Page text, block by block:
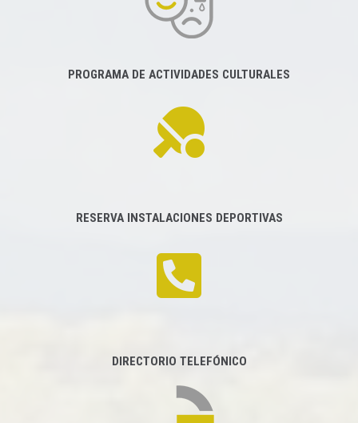
PROGRAMA DE ACTIVIDADES CULTURALES
RESERVA INSTALACIONES DEPORTIVAS
DIRECTORIO TELEFÓNICO